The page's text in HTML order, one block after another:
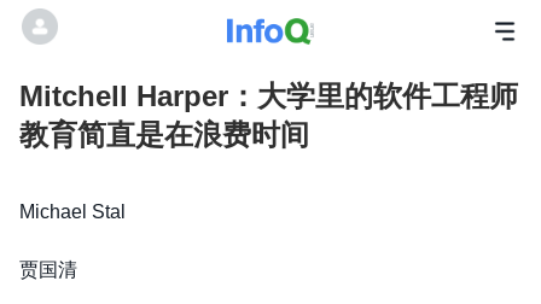
Mitchell Harper：大学里的软件工程师
教育简直是在浪费时间
Michael Stal
贾国清